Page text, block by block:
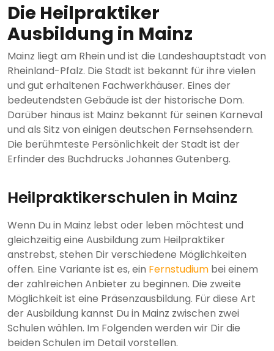
Die Heilpraktiker
Ausbildung in Mainz
Mainz liegt am Rhein und ist die Landeshauptstadt von
Rheinland-Pfalz. Die Stadt ist bekannt für ihre vielen
und gut erhaltenen Fachwerkhäuser. Eines der
bedeutendsten Gebäude ist der historische Dom.
Darüber hinaus ist Mainz bekannt für seinen Karneval
und als Sitz von einigen deutschen Fernsehsendern.
Die berühmteste Persönlichkeit der Stadt ist der
Erfinder des Buchdrucks Johannes Gutenberg.
Heilpraktikerschulen in Mainz
Wenn Du in Mainz lebst oder leben möchtest und
gleichzeitig eine Ausbildung zum Heilpraktiker
anstrebst, stehen Dir verschiedene Möglichkeiten
offen. Eine Variante ist es, ein Fernstudium bei einem
der zahlreichen Anbieter zu beginnen. Die zweite
Möglichkeit ist eine Präsenzausbildung. Für diese Art
der Ausbildung kannst Du in Mainz zwischen zwei
Schulen wählen. Im Folgenden werden wir Dir die
beiden Schulen im Detail vorstellen.